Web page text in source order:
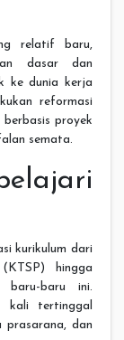
relatif baru,
dasar dan
ke dunia kerja
reformasi
proyek
semata.
kurikulum dari
hingga
baru-baru ini.
kali tertinggal
prasarana, dan